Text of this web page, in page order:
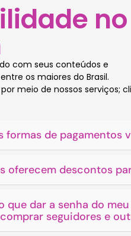
no
com seus conteúdos e
os maiores do Brasil.
meio de nossos serviços;
formas de pagamentos
oferecem descontos
que dar a senha do
seguidores e